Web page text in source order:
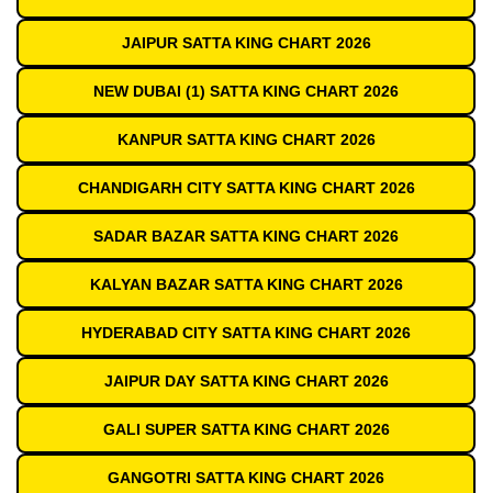
JAIPUR SATTA KING CHART 2026
NEW DUBAI (1) SATTA KING CHART 2026
KANPUR SATTA KING CHART 2026
CHANDIGARH CITY SATTA KING CHART 2026
SADAR BAZAR SATTA KING CHART 2026
KALYAN BAZAR SATTA KING CHART 2026
HYDERABAD CITY SATTA KING CHART 2026
JAIPUR DAY SATTA KING CHART 2026
GALI SUPER SATTA KING CHART 2026
GANGOTRI SATTA KING CHART 2026